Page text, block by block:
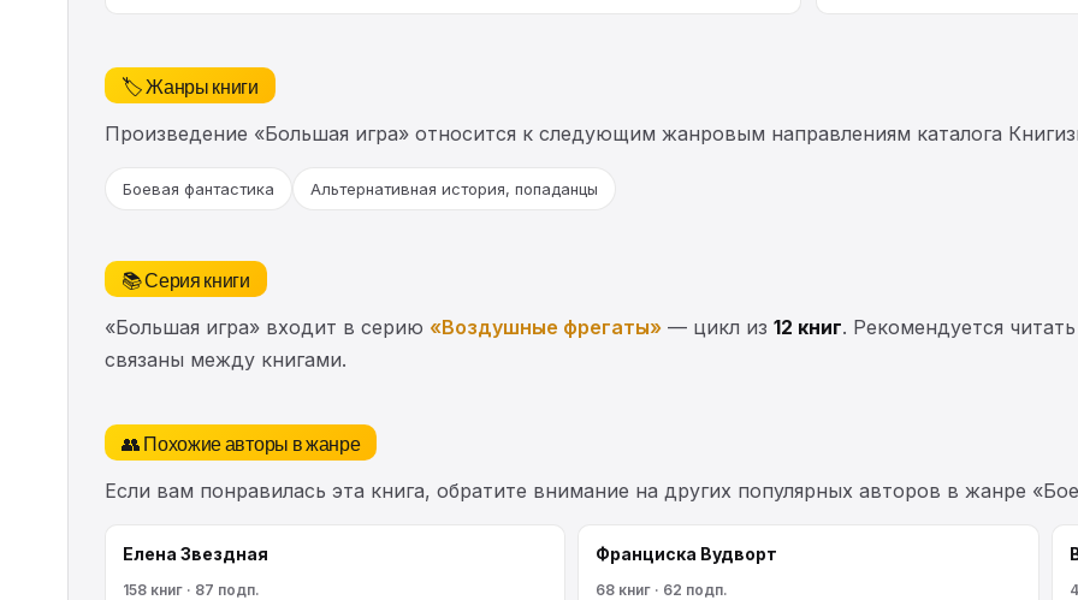
🏷️ Жанры книги
Произведение «Большая игра» относится к следующим жанровым направлениям каталога
Боевая фантастика Альтернативная история, попаданцы
📚 Серия книги
«Большая игра» входит в серию «Воздушные фрегаты» — цикл из 12 книг. Рекомендуется
связаны между книгами.
👥 Похожие авторы в жанре
Если вам понравилась эта книга, обратите внимание на других популярных авторов в жанре
Елена Звездная
158 книг · 87 подп.
Франциска Вудворт
68 книг · 62 подп.